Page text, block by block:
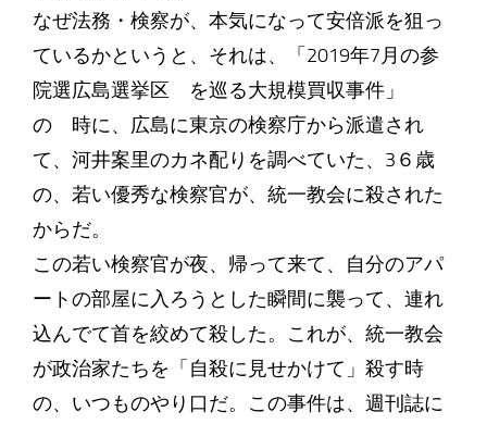
なぜ法務・検察が、本気になって安倍派を狙っ
ているかというと、それは、「2019年7月の参
院選広島選挙区 を巡る大規模買収事件」
の 時に、広島に東京の検察庁から派遣され
て、河井案里のカネ配りを調べていた、3６歳
の、若い優秀な検察官が、統一教会に殺された
からだ。
この若い検察官が夜、帰って来て、自分のアパ
ートの部屋に入ろうとした瞬間に襲って、連れ
込んでて首を絞めて殺した。これが、統一教会
が政治家たちを「自殺に見せかけて」殺す時
の、いつものやり口だ。この事件は、週刊誌に